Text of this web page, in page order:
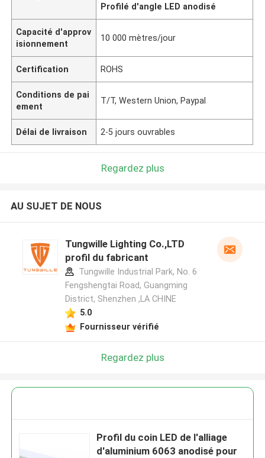
Profilé d'angle LED anodisé
Capacité d'approv
isionnement
10 000 mètres/jour
Certification ROHS
Conditions de pai
ement
T/T, Western Union, Paypal
Délai de livraison 2-5 jours ouvrables
Regardez plus
AU SUJET DE NOUS
Tungwille Lighting Co.,LTD
profil du fabricant
Tungwille Industrial Park, No. 6
Fengshengtai Road, Guangming
District, Shenzhen ,LA CHINE
5.0
Fournisseur vérifié
Regardez plus
Profil du coin LED de l'alliage
d'aluminium 6063 anodisé pour